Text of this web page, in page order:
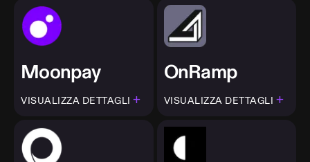
Moonpay
VISUALIZZA DETTAGLI +
OnRamp
VISUALIZZA DETTAGLI +